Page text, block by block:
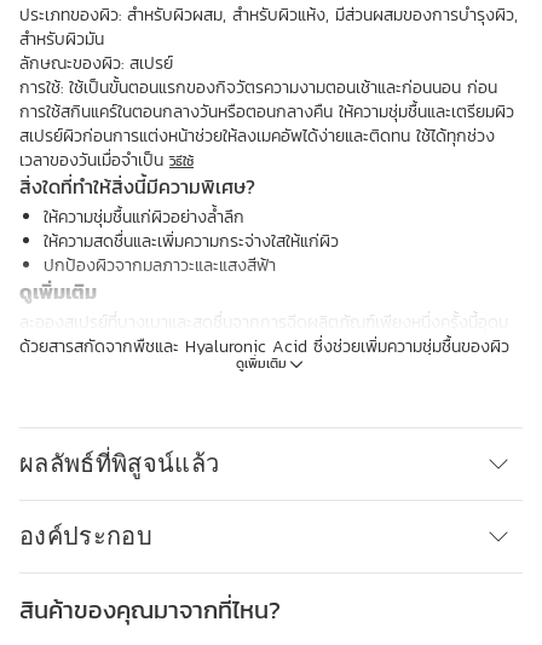
ดูเพิ่มเติม
ประเภทของผิว: สำหรับผิวผสม, สำหรับผิวแห้ง, มีส่วนผสมของการบำรุงผิว,
สำหรับผิวมัน
ลักษณะของผิว: สเปรย์
การใช้: ใช้เป็นขั้นตอนแรกของกิจวัตรความงามตอนเช้าและก่อนนอน ก่อน
การใช้สกินแคร์ในตอนกลางวันหรือตอนกลางคืน ให้ความชุ่มชื้นและเตรียมผิว
สเปรย์ผิวก่อนการแต่งหน้าช่วยให้ลงเมคอัพได้ง่ายและติดทน ใช้ได้ทุกช่วง
เวลาของวันเมื่อจำเป็นวิธีใช้
สิ่งใดที่ทำให้สิ่งนี้มีความพิเศษ?
ให้ความชุ่มชื้นแก่ผิวอย่างล้ำลึก
ให้ความสดชื่นและเพิ่มความกระจ่างใสให้แก่ผิว
ปกป้องผิวจากมลภาวะและแสงสีฟ้า
ดูเพิ่มเติม
ละอองสเปรย์ที่บางเบาและสดชื่นจากการฉีดผลิตภัณฑ์เพียงหนึ่งครั้งนี้อุดม
ด้วยสารสกัดจากพืชและ Hyaluronic Acid ซึ่งช่วยเพิ่มความชุ่มชื้นของผิว
และปกป้องผิวจากมลภาวะ (ทั้งในร่ม กลางแจ้ง และท่ามกลางแสงสีน้ำเงิน)
Clarins Plus
สเปรย์น้ำแร่แบบพกพาที่คุณสามารถฉีดได้ทุกช่วงเวลาระหว่างวัน (ฉีดทับ
เครื่องสำอางได้) เพื่อเพิ่มความสดชื่นและปกป้องผิว
ผลลัพธ์ที่พิสูจน์แล้ว
องค์ประกอบ
สินค้าของคุณมาจากที่ไหน?